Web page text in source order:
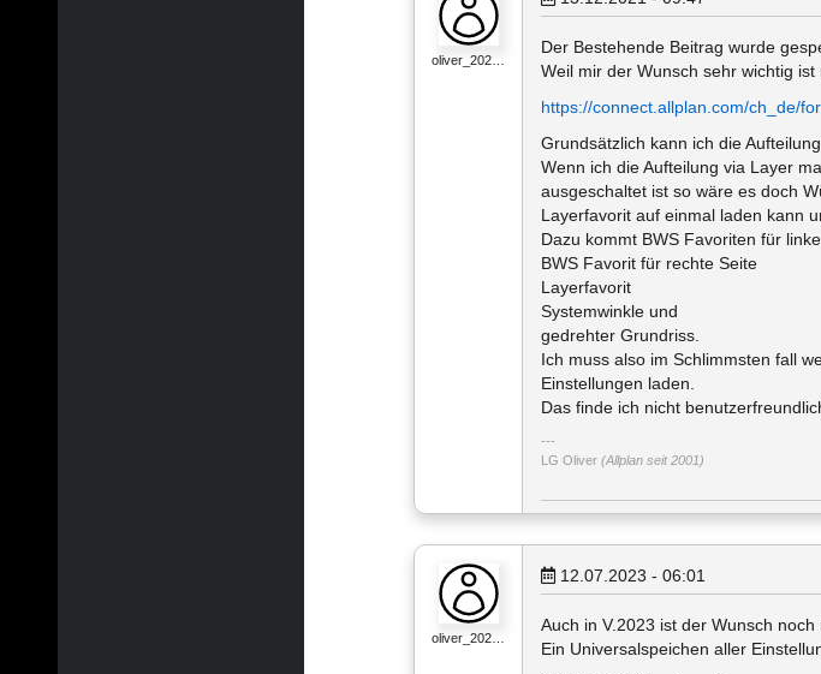
oliver_202…
Der Bestehende Beitrag wurde
Weil mir der Wunsch sehr wichtig ist
https://connect.allplan.com/ch_de/
Grundsätzlich kann ich die
Wenn ich die Aufteilung via Layer
ausgeschaltet ist so wäre es doch
Layerfavorit auf einmal laden kann
Dazu kommt BWS Favoriten für
BWS Favorit für rechte Seite
Layerfavorit
Systemwinkle und
gedrehter Grundriss.
Ich muss also im Schlimmsten fall
Einstellungen laden.
Das finde ich nicht
LG Oliver (Allplan seit 2001)
oliver_202…
12.07.2023 - 06:01
Auch in V.2023 ist der Wunsch noch
Ein Universalspeichen aller